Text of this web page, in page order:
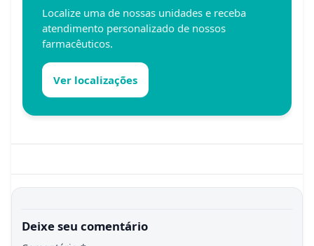
Localize uma de nossas unidades e receba
atendimento personalizado de nossos
farmacêuticos.
Ver localizações
Deixe seu comentário